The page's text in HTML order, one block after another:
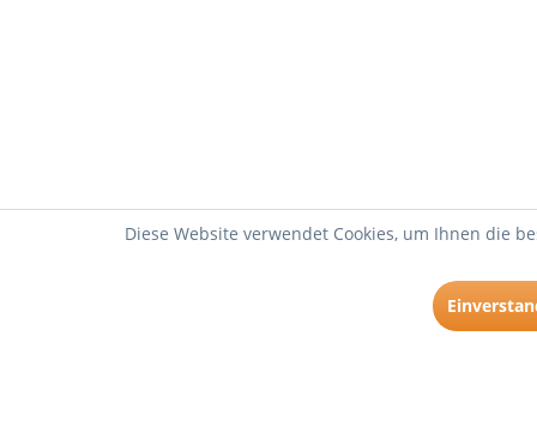
Diese Website verwendet Cookies, um Ihnen die